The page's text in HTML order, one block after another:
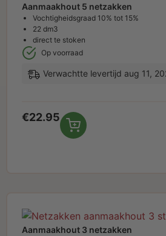
Aanmaakhout 5 netzakken
Vochtigheidsgraad 10% tot 15%
22 dm3
direct te stoken
Op voorraad
Verwachtte levertijd aug 11,
€22.95
Aanmaakhout 3 netzakken